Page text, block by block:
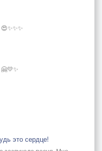
это сердце!